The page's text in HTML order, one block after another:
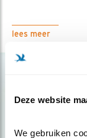
Deze website
We gebruiken
lees meer